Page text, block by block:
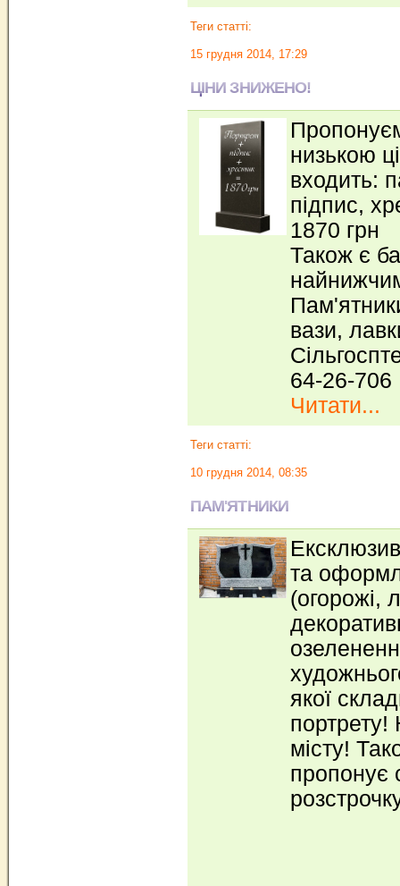
Теги статті:
15 грудня 2014, 17:29
ЦІНИ ЗНИЖЕНО!
низькою
входить:
підпис,
1870 грн
Також є
вази,
64-26-706
Читати...
Теги статті:
10 грудня 2014, 08:35
ПАМ'ЯТНИКИ
та
(огорожі,
якої
місту!
пропонує